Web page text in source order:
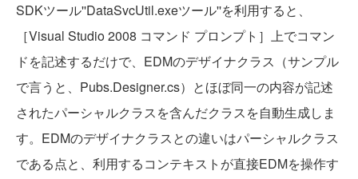
SDKツール''DataSvcUtil.exeツール''を利用すると、
［Visual Studio 2008 コマンド プロンプト］上でコマン
ドを記述するだけで、EDMのデザイナクラス（サンプル
で言うと、Pubs.Designer.cs）とほぼ同一の内容が記述
されたパーシャルクラスを含んだクラスを自動生成しま
す。EDMのデザイナクラスとの違いはパーシャルクラス
である点と、利用するコンテキストが直接EDMを操作す